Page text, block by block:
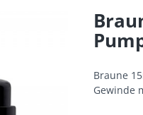
Braune
Gewinde